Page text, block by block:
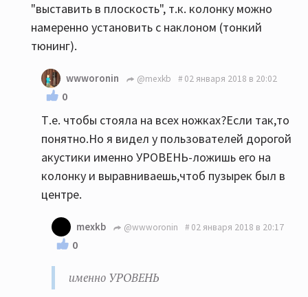
"выставить в плоскость", т.к. колонку можно
намеренно установить с наклоном (тонкий
тюнинг).
wwworonin @mexkb 02 января 2018 в 20:02
0
Т.е. чтобы стояла на всех ножках?Если так,то
понятно.Но я видел у пользователей дорогой
акустики именно УРОВЕНЬ-ложишь его на
колонку и выравниваешь,чтоб пузырек был в
центре.
mexkb @wwworonin 02 января 2018 в 20:17
0
именно УРОВЕНЬ